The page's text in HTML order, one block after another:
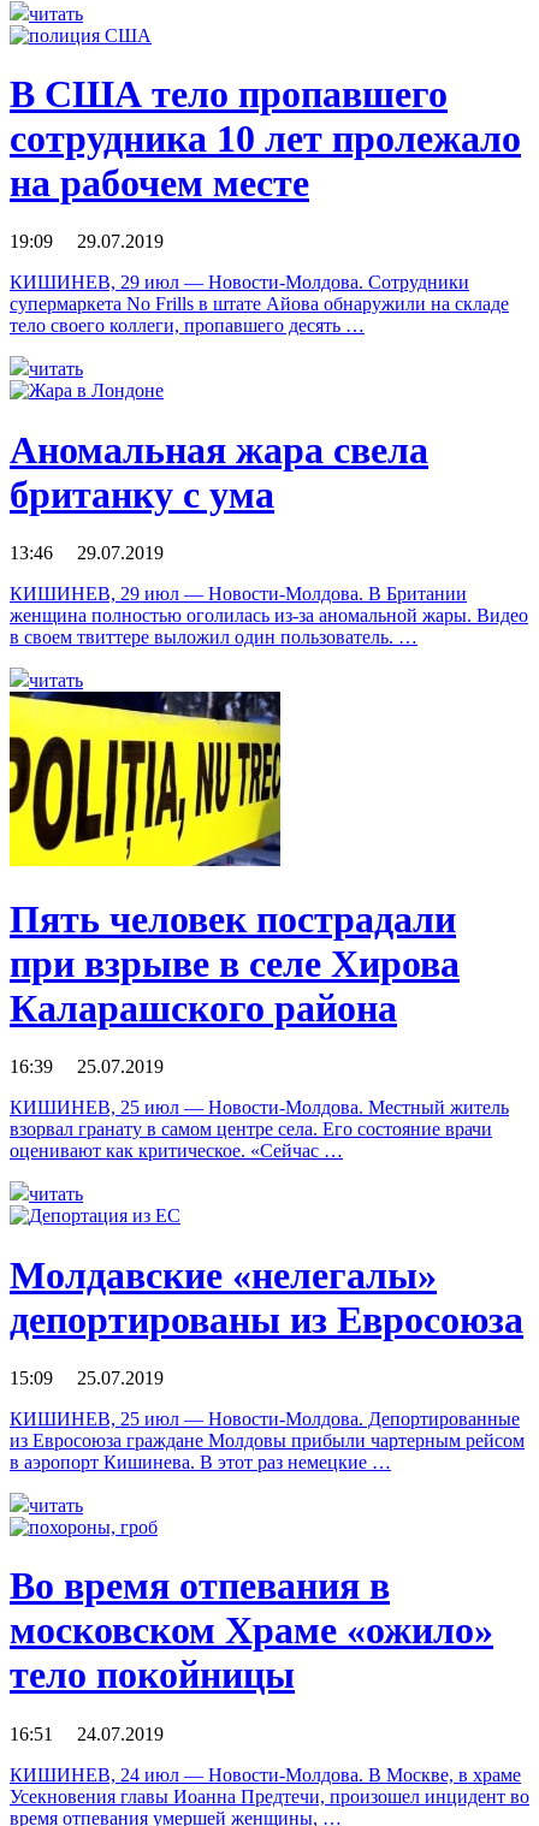
читать
В США тело пропавшего
сотрудника 10 лет пролежало
на рабочем месте
19:09 29.07.2019
КИШИНЕВ, 29 июл — Новости-Молдова. Сотрудники
супермаркета No Frills в штате Айова обнаружили на складе
тело своего коллеги, пропавшего десять …
читать
Аномальная жара свела
британку с ума
13:46 29.07.2019
КИШИНЕВ, 29 июл — Новости-Молдова. В Британии
женщина полностью оголилась из-за аномальной жары. Видео
в своем твиттере выложил один пользователь. …
читать
Пять человек пострадали
при взрыве в селе Хирова
Каларашского района
16:39 25.07.2019
КИШИНЕВ, 25 июл — Новости-Молдова. Местный житель
взорвал гранату в самом центре села. Его состояние врачи
оценивают как критическое. «Сейчас …
читать
Молдавские «нелегалы»
депортированы из Евросоюза
15:09 25.07.2019
КИШИНЕВ, 25 июл — Новости-Молдова. Депортированные
из Евросоюза граждане Молдовы прибыли чартерным рейсом
в аэропорт Кишинева. В этот раз немецкие …
читать
Во время отпевания в
московском Храме «ожило»
тело покойницы
16:51 24.07.2019
КИШИНЕВ, 24 июл — Новости-Молдова. В Москве, в храме
Усекновения главы Иоанна Предтечи, произошел инцидент во
время отпевания умершей женщины, …